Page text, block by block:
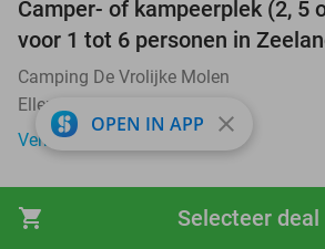
shopping_cart Selecteer deal
Camper- of kampeerplek (2, 5
voor 1 tot 6 personen in
Camping De Vrolijke Molen
Ellemeet
Verkocht: 36
OPEN IN APP close